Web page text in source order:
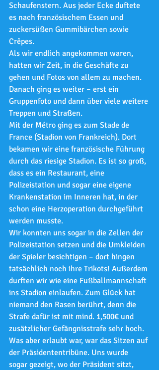
Schaufenstern. Aus jeder Ecke duftete
es nach französischem Essen und
zuckersüßen Gummibärchen sowie
Crêpes.
Als wir endlich angekommen waren,
hatten wir Zeit, in die Geschäfte zu
gehen und Fotos von allem zu machen.
Danach ging es weiter – erst ein
Gruppenfoto und dann über viele weitere
Treppen und Straßen.
Mit der Métro ging es zum Stade de
France (Stadion von Frankreich). Dort
bekamen wir eine französische Führung
durch das riesige Stadion. Es ist so groß,
dass es ein Restaurant, eine
Polizeistation und sogar eine eigene
Krankenstation im Inneren hat, in der
schon eine Herzoperation durchgeführt
werden musste.
Wir konnten uns sogar in die Zellen der
Polizeistation setzen und die Umkleiden
der Spieler besichtigen – dort hingen
tatsächlich noch ihre Trikots! Außerdem
durften wir wie eine Fußballmannschaft
ins Stadion einlaufen. Zum Glück hat
niemand den Rasen berührt, denn die
Strafe dafür ist mit mind. 1,500€ und
zusätzlicher Gefängnisstrafe sehr hoch.
Was aber erlaubt war, war das Sitzen auf
der Präsidententribüne. Uns wurde
sogar gezeigt, wo der Präsident sitzt,